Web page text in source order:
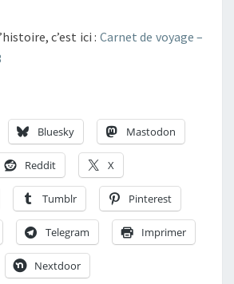
c’est ici : Carnet de voyage –
Bluesky Mastodon
Reddit X
Tumblr Pinterest
Telegram Imprimer
Nextdoor